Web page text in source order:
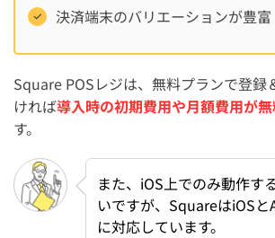
Square POSレジを導入するメリット
Square POSレジを導入するデメリット
Square POSレジとあわせて使える便利
Square POSレジの導入手順
Square POSレジの使い方に関するよく
Square POSレジアプリはAndroidでも使
決済端末のバリエーションが豊富
Square POSレジは、無料プランで登録
ければ導入時の初期費用や月額費用が
す。
また、iOS上でのみ動作す
いですが、SquareはiOS
に対応しています。